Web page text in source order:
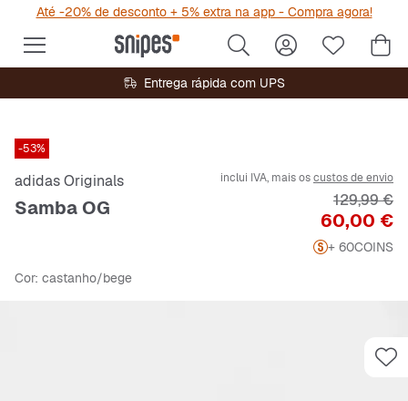
Até -20% de desconto + 5% extra na app - Compra agora!
Entrega rápida com UPS
-53%
adidas Originals
Samba OG
inclui IVA, mais oscustos de envio
Preço
60,00 €
Preço
129,99 €
+ 60COINS
Cor: castanho/bege